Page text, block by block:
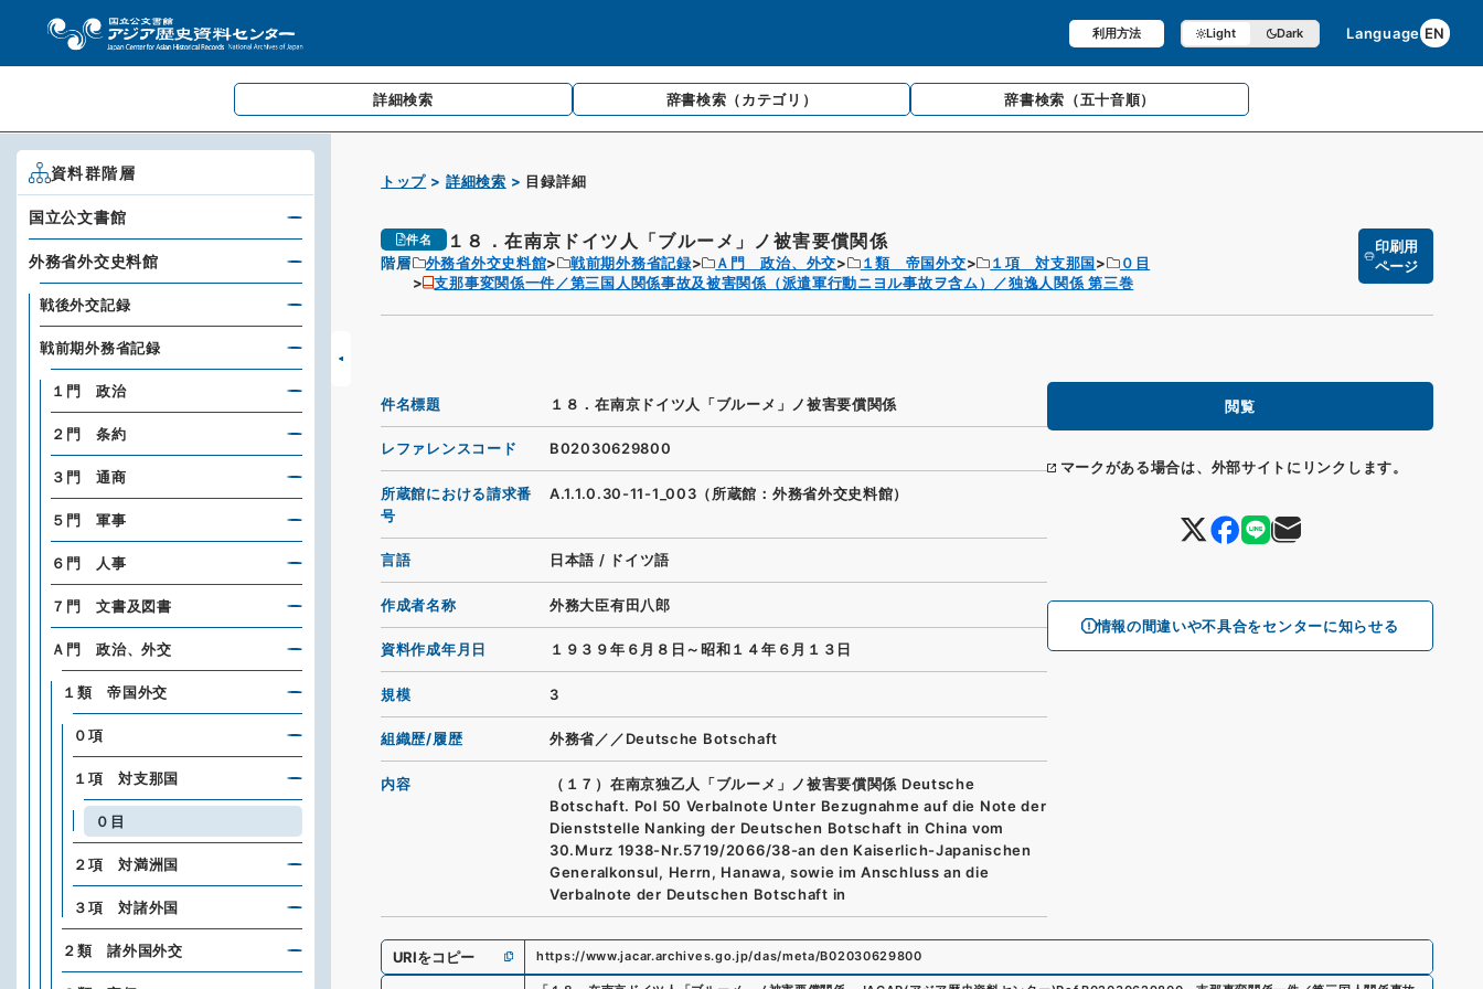
利用方法 Light Dark Language EN
詳細検索 辞書検索 （カテゴリ） 辞書検索 （五十音順）
トップ 詳細検索 目録詳細
件名 １８．在南京ドイツ人「ブルーメ」ノ被害要償関係
階層 外務省外交史料館 戦前期外務省記録 Ａ門 政治、外交 １類 帝国外交 １項 対支那国
０目
支那事変関係一件／第三国人関係事故及被害関係（派遣軍行動ニヨル事故ヲ含ム）／独逸人関係 第三巻
印刷用
ページ
閲覧
マークがある場合は、外部サイトにリンクします。
情報の間違いや不具合をセンターに知らせる
件名標題 １８．在南京ドイツ人「ブルーメ」ノ被害要償関係
レファレンスコード B02030629800
所蔵館における請求番
号
A.1.1.0.30-11-1_003（所蔵館：外務省外交史料館）
言語 日本語 / ドイツ語
作成者名称 外務大臣有田八郎
資料作成年月日 １９３９年６月８日～昭和１４年６月１３日
規模 3
組織歴/履歴 外務省／／Deutsche Botschaft
内容
（１７）在南京独乙人「ブルーメ」ノ被害要償関係 Deutsche
Botschaft. Pol 50 Verbalnote Unter Bezugnahme auf die Note der
Dienststelle Nanking der Deutschen Botschaft in China vom
30.Murz 1938-Nr.5719/2066/38-an den Kaiserlich-Japanischen
Generalkonsul, Herrn, Hanawa, sowie im Anschluss an die
Verbalnote der Deutschen Botschaft in
URIをコピー https://www.jacar.archives.go.jp/das/meta/B02030629800
資料群階層
国立公文書館
外務省外交史料館
戦後外交記録
戦前期外務省記録
１門 政治
２門 条約
３門 通商
５門 軍事
６門 人事
７門 文書及図書
Ａ門 政治、外交
１類 帝国外交
０項
１項 対支那国
０目
２項 対満洲国
３項 対諸外国
２類 諸外国外交